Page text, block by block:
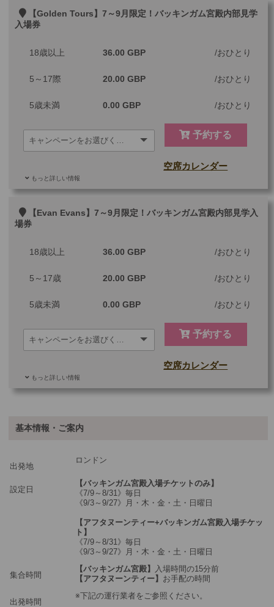
その他
ご参加可能な年齢
【Golden Tours】7～9月限定！バッキンガム宮殿内部見学
入場券
18歳以上 36.00 GBP おひとり
5～17際 20.00 GBP おひとり
5歳未満 0.00 GBP おひとり
予約する
もっと詳しい情報
空席カレンダー
その他
ご参加可能な年齢
【Evan Evans】7～9月限定！バッキンガム宮殿内部見学入
場券
18歳以上 36.00 GBP おひとり
5～17歳 20.00 GBP おひとり
5歳未満 0.00 GBP おひとり
予約する
もっと詳しい情報
空席カレンダー
ツアーコード
基本情報・ご案内
出発地
ロンドン
設定日
【バッキンガム宮殿入場チケットのみ】
《7/9～8/31》毎日
《9/3～9/27》月・木・金・土・日曜日
【アフタヌーンティー+バッキンガム宮殿入場チケッ
ト】
《7/9～8/31》毎日
《9/3～9/27》月・木・金・土・日曜日
集合時間
【バッキンガム宮殿】
入場時間の15分前
【アフタヌーンティー】 お手配の時間
出発時間
※下記の運行業者をご参照ください。